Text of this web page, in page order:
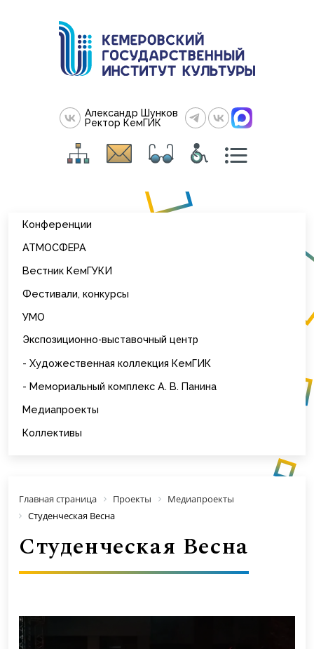
Александр Шунков
Ректор КемГИК
Конференции
АТМОСФЕРА
Вестник КемГУКИ
Фестивали, конкурсы
УМО
Экспозиционно-выставочный центр
- Художественная коллекция КемГИК
- Мемориальный комплекс А. В. Панина
Медиапроекты
Коллективы
Главная страница Проекты
Медиапроекты
Студенческая Весна
Студенческая Весна